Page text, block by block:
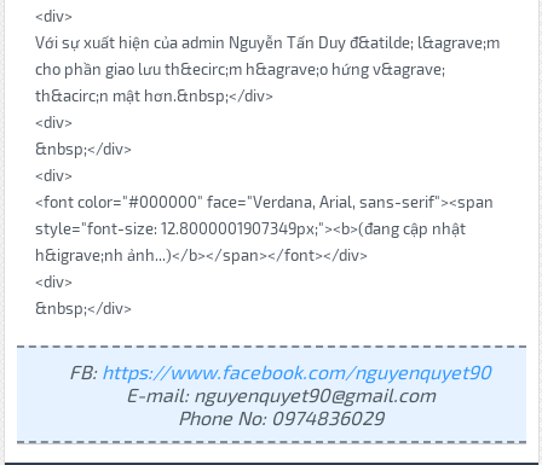
<div>
Với sự xuất hiện của admin Nguyễn Tấn Duy đ&atilde; l&agrave;m
cho phần giao lưu th&ecirc;m h&agrave;o hứng v&agrave;
th&acirc;n mật hơn.&nbsp;</div>
<div>
&nbsp;</div>
<div>
<font color="#000000" face="Verdana, Arial, sans-serif"><span
style="font-size: 12.8000001907349px;"><b>(đang cập nhật
h&igrave;nh ảnh...)</b></span></font></div>
<div>
&nbsp;</div>
FB: https://www.facebook.com/nguyenquyet90
E-mail: nguyenquyet90@gmail.com
Phone No: 0974836029